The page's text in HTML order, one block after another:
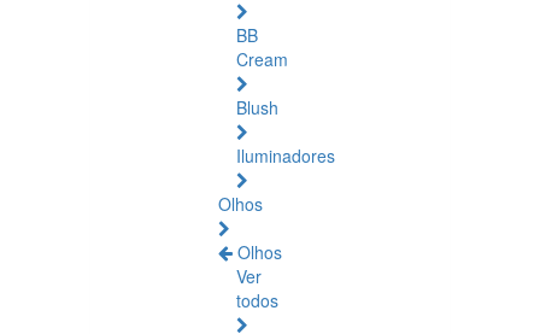
BB
Cream
Blush
Iluminadores
Olhos
Olhos
Ver
todos